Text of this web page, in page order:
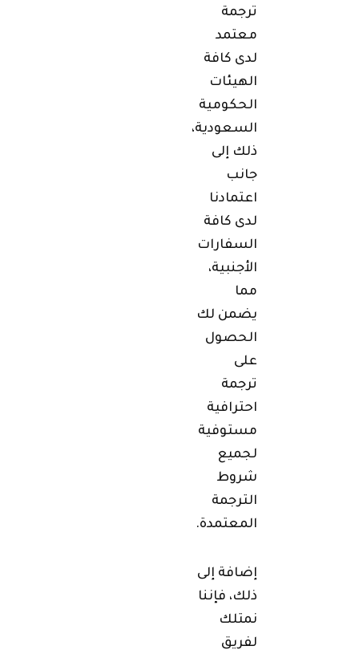
ترجمة
معتمد
لدى كافة
الهيئات
الحكومية
السعودية،
ذلك إلى
جانب
اعتمادنا
لدى كافة
السفارات
الأجنبية،
مما
يضمن لك
الحصول
على
ترجمة
احترافية
مستوفية
لجميع
شروط
الترجمة
المعتمدة.
إضافة إلى
ذلك، فإننا
نمتلك
لفريق